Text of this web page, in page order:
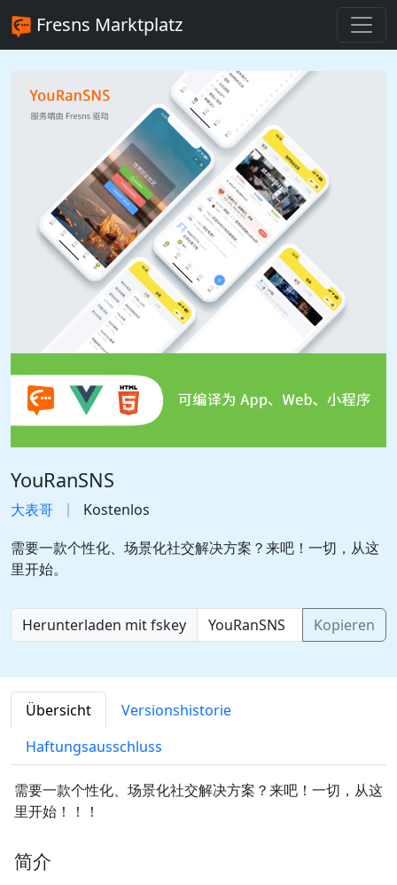
Fresns Marktplatz
YouRanSNS
大表哥
Kostenlos
需要一款个性化、场景化社交解决方案？来吧！一切，从这
里开始。
Herunterladen mit fskey Kopieren
Übersicht
Versionshistorie
Haftungsausschluss
需要一款个性化、场景化社交解决方案？来吧！一切，从这
里开始！！！
简介